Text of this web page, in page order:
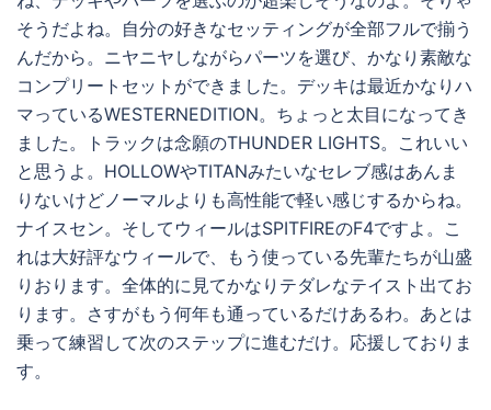
そうだよね。自分の好きなセッティングが全部フルで揃う
んだから。ニヤニヤしながらパーツを選び、かなり素敵な
コンプリートセットができました。デッキは最近かなりハ
マっているWESTERNEDITION。ちょっと太目になってき
ました。トラックは念願のTHUNDER LIGHTS。これいい
と思うよ。HOLLOWやTITANみたいなセレブ感はあんま
りないけどノーマルよりも高性能で軽い感じするからね。
ナイスセン。そしてウィールはSPITFIREのF4ですよ。こ
れは大好評なウィールで、もう使っている先輩たちが山盛
りおります。全体的に見てかなりテダレなテイスト出てお
ります。さすがもう何年も通っているだけあるわ。あとは
乗って練習して次のステップに進むだけ。応援しておりま
す。